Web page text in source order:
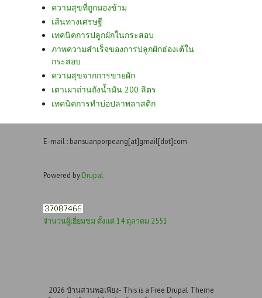
ความสุขที่ถูกมองข้าม
เส้นทางเศรษฐี
เทคนิคการปลูกผักในกระสอบ
ภาพความสำเร็จของการปลูกผักฮ่องเต้ใน
กระสอบ
ความสุขจากการขายผัก
เตาเผาถ่านถังน้ำมัน 200 ลิตร
เทคนิคการทำบ่อปลาพลาสติก
E-mail : bansuanporpeang[at]gmail[dot]com
Powered by Drupal
จำนวนผู้เยี่ยมชม ตั้งแต่ 14 ตุลาคม 2551
2026 บ้านสวนพอเพียง- This is a Free Drupal Theme